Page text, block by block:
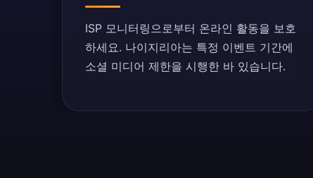
ISP 모니터링으로부터 온라인 활동을 보호
하세요. 나이지리아는 특정 이벤트 기간에
소셜 미디어 제한을 시행한 바 있습니다.